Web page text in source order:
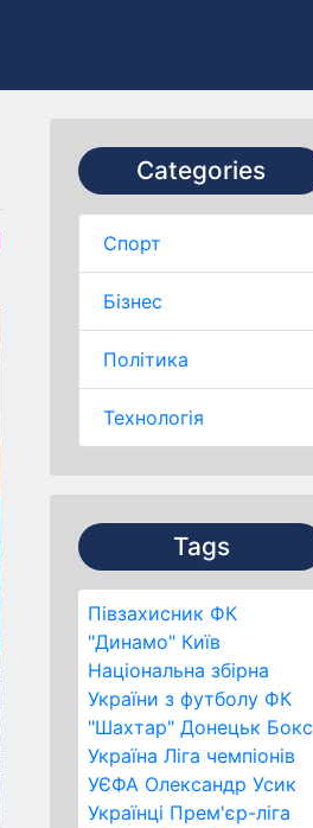
Categories
Спорт
Бізнес
Політика
Технологія
Tags
Півзахисник ФК
"Динамо" Київ
Національна збірна
України з футболу ФК
"Шахтар" Донецьк Бокс
Україна Ліга чемпіонів
УЄФА Олександр Усик
Українці Прем'єр-ліга